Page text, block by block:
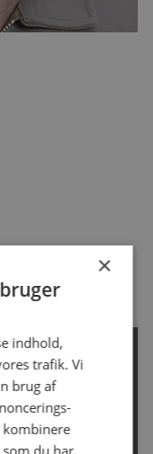
×
indhold,
trafik. Vi
brug af
kombinere
du har